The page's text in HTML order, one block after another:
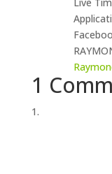
1